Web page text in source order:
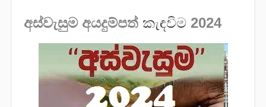
අස්වැසුම අයදුම්පත් කැඳවිම 2024